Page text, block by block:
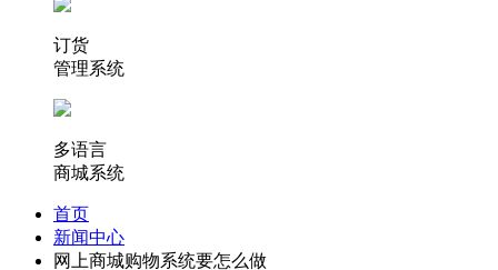
订货
管理系统
多语言
商城系统
首页
新闻中心
网上商城购物系统要怎么做